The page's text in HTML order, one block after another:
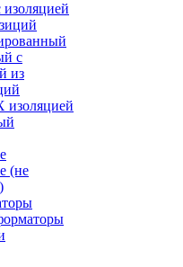
с
из
изоляцией
(не